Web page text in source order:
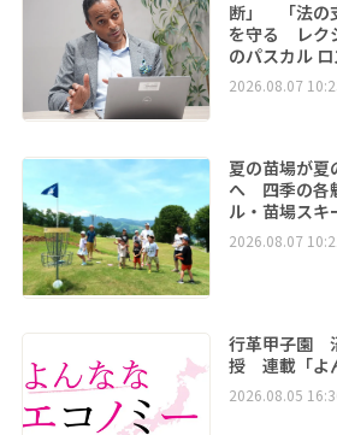
断」 「法の
を守る レク
のパスカル
2026.08.07
夏の苗場が夏
へ 四季の各
ル・苗場スキ
2026.08.07
行革甲子園
授 連載「よ
2026.08.05